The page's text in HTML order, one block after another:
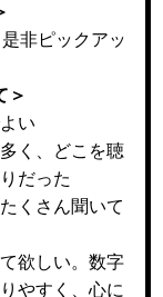
非ピックアッ
＞
い
く、どこを聴
だった
くさん聞いて
欲しい。数字
やすく、心に